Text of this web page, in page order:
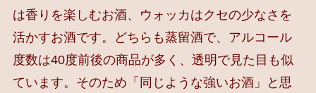
は香りを楽しむお酒、ウォッカはクセの少なさを
活かすお酒です。どちらも蒸留酒で、アルコール
度数は40度前後の商品が多く、透明で見た目も似
ています。そのため「同じような強いお酒」と思